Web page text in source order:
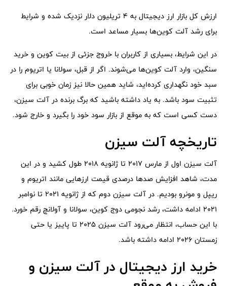
ارزش کل بازار ارز دیجیتال به 4 تریلیون دلار نزدیک شده و شرایط
برای رشد آلت کوین‌ها بسیار مساعد است.
در این شرایط، بسیاری از کاربران با خروج جزئی از بیت کوین و خرید
سنگین، وارد آلت کوین‌ها می‌شوند. اگر از قبل، سولانا یا اتریوم را در
سبد خود نگهداری کرده‌اید، شاید همین حالا نیز زمان خوبی برای
تثبیت سود باشد. به یاد داشته باشید که برگ برنده در آلت سیزن،
دست کسی است که به موقع از بازار سود خود را بگیرد و خارج ‌شود.
تاریخچه آلت سیزن
آلت سیزن اول از مارس 2017 تا ژانویه 2018 طول کشید و در این
مدت، شاهد افزایش صدها درصدی قیمت ارزهایی مانند اتریوم و
ریپل و مونرو بودیم. در آلت سیزن دوم که از ژانویه 2021 تا نوامبر
2021 ادامه داشت، رشد نجومی دوج کوین، سولانا و آولانچ رقم خورد.
با این حساب، انتظار می‌رود آلت سیزن 2025 تا پاییز یا حتی
زمستان 2026 ادامه داشته باشد.
خرید ارز دیجیتال در آلت سیزن و